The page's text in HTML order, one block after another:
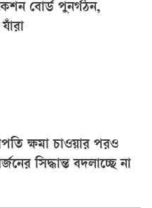
বোর্ড পুনর্গঠন,
ক্ষমা চাওয়ার পরও
সিদ্ধান্ত বদলাচ্ছে না